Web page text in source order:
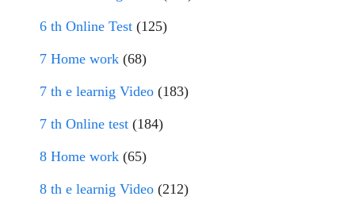
6 th Online Test (125)
7 Home work (68)
7 th e learnig Video (183)
7 th Online test (184)
8 Home work (65)
8 th e learnig Video (212)